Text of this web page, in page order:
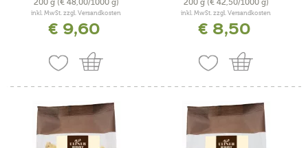
200 g (€ 48,00/1000 g)
inkl. MwSt. zzgl. Versandkosten
€ 9,60
200 g (€ 42,50/1000 g)
inkl. MwSt. zzgl. Versandkosten
€ 8,50